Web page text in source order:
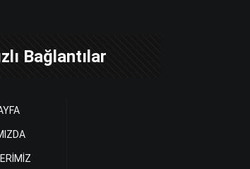
Bağlantılar